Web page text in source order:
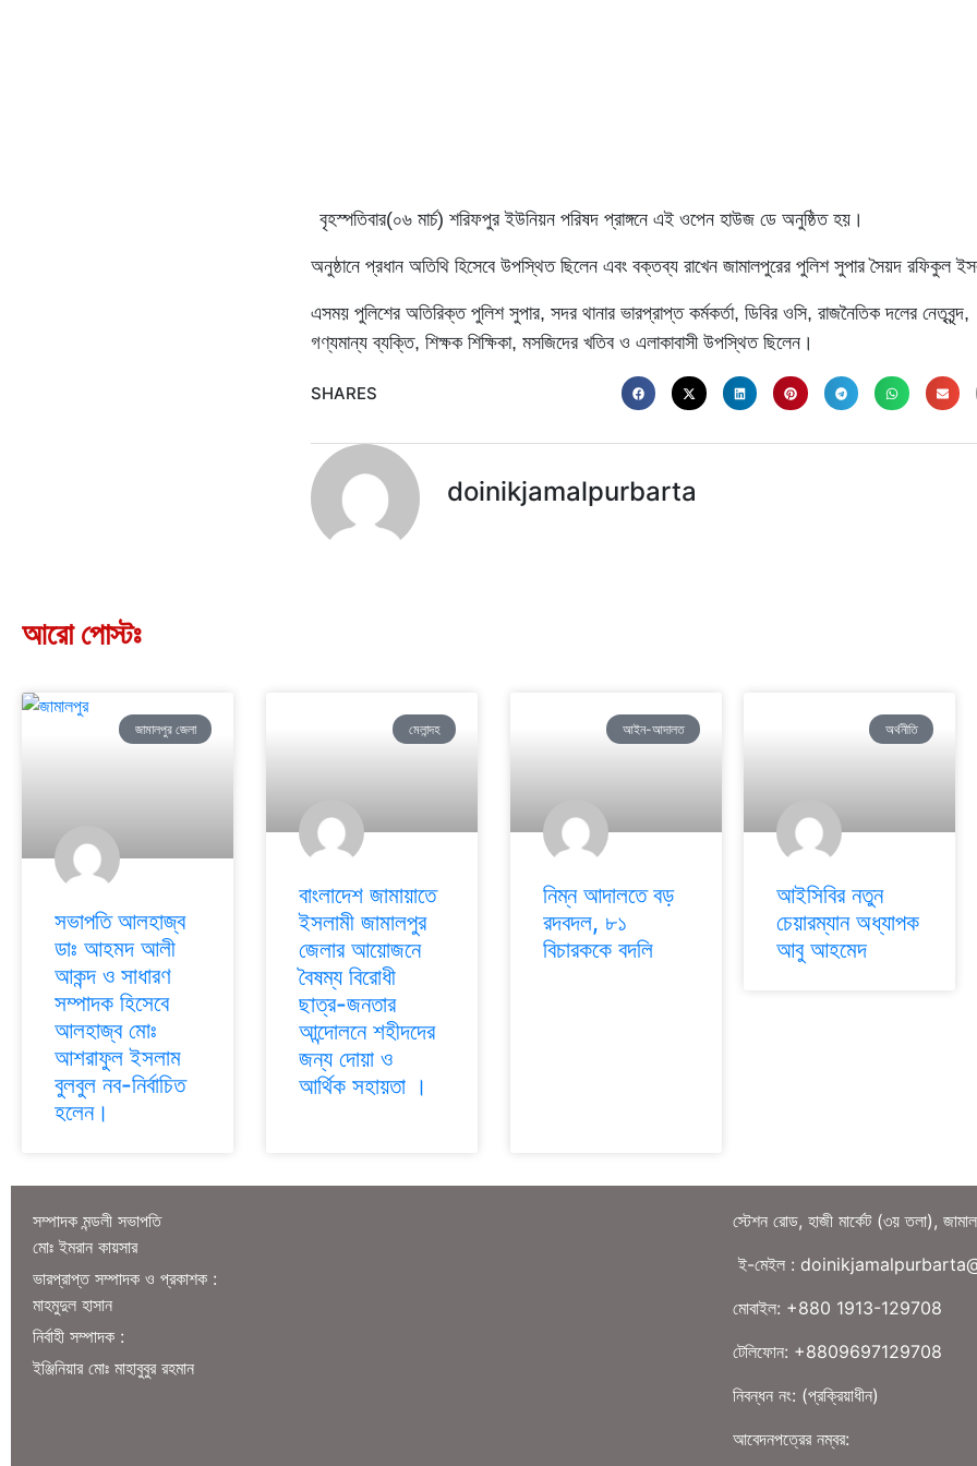
বৃহস্পতিবার(০৬ মার্চ) শরিফপুর ইউনিয়ন পরিষদ প্রাঙ্গনে এই ওপেন হাউজ ডে অনুষ্ঠিত হয়।
অনুষ্ঠানে প্রধান অতিথি হিসেবে উপস্থিত ছিলেন এবং বক্তব্য রাখেন জামালপুরের পুলিশ সুপার সৈয়দ রফিকুল
এসময় পুলিশের অতিরিক্ত পুলিশ সুপার, সদর থানার ভারপ্রাপ্ত কর্মকর্তা, ডিবির ওসি, রাজনৈতিক দলের নেতৃবৃন্দ,
গণ্যমান্য ব্যক্তি, শিক্ষক শিক্ষিকা, মসজিদের খতিব ও এলাকাবাসী উপস্থিত ছিলেন।
SHARES
doinikjamalpurbarta
আরো পোস্টঃ
জামালপুর জেলা
সভাপতি আলহাজ্ব
ডাঃ আহমদ আলী
আকন্দ ও সাধারণ
সম্পাদক হিসেবে
আলহাজ্ব মোঃ
আশরাফুল ইসলাম
বুলবুল নব-নির্বাচিত
হলেন।
মেলান্দহ
বাংলাদেশ জামায়াতে
ইসলামী জামালপুর
জেলার আয়োজনে
বৈষম্য বিরোধী
ছাত্র-জনতার
আন্দোলনে শহীদদের
জন্য দোয়া ও
আর্থিক সহায়তা ।
আইন-আদালত
নিম্ন আদালতে বড়
রদবদল, ৮১
বিচারককে বদলি
অর্থনীতি
আইসিবির নতুন
চেয়ারম্যান অধ্যাপক
আবু আহমেদ
সম্পাদক মন্ডলী সভাপতি
মোঃ ইমরান কায়সার
ভারপ্রাপ্ত সম্পাদক ও প্রকাশক :
মাহমুদুল হাসান
নির্বাহী সম্পাদক :
ইঞ্জিনিয়ার মোঃ মাহাবুবুর রহমান
স্টেশন রোড, হাজী মার্কেট (৩য় তলা),
ই-মেইল :
মোবাইল: +880 1913-129708
টেলিফোন: +8809697129708
নিবন্ধন নং: (প্রক্রিয়াধীন)
আবেদনপত্রের নম্বর: